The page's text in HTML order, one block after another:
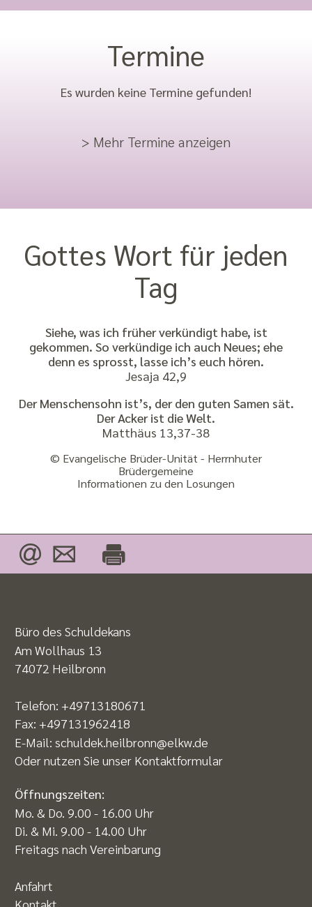
Termine
Es wurden keine Termine gefunden!
> Mehr Termine anzeigen
Gottes Wort für jeden
Tag
Siehe, was ich früher verkündigt habe, ist
gekommen. So verkündige ich auch Neues; ehe
denn es sprosst, lasse ich’s euch hören.
Jesaja 42,9
Der Menschensohn ist’s, der den guten Samen sät.
Der Acker ist die Welt.
Matthäus 13,37-38
© Evangelische Brüder-Unität - Herrnhuter
Brüdergemeine
Informationen zu den Losungen
Büro des Schuldekans
Am Wollhaus 13
74072 Heilbronn
Telefon: +49713180671
Fax: +497131962418
E-Mail: schuldek.heilbronn@elkw.de
Oder nutzen Sie unser Kontaktformular
Öffnungszeiten:
Mo. & Do. 9.00 - 16.00 Uhr
Di. & Mi. 9.00 - 14.00 Uhr
Freitags nach Vereinbarung
Anfahrt